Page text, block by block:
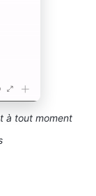
à tout moment